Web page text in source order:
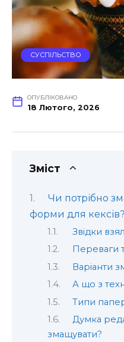
СУСПІЛЬСТВО
ОПУБЛІКОВАНО
18 Лютого, 2026
Зміст
Чи потрібно
форми для
Звідки
Переваги
Варіанти
А що з
Типи
Думка
змащувати?